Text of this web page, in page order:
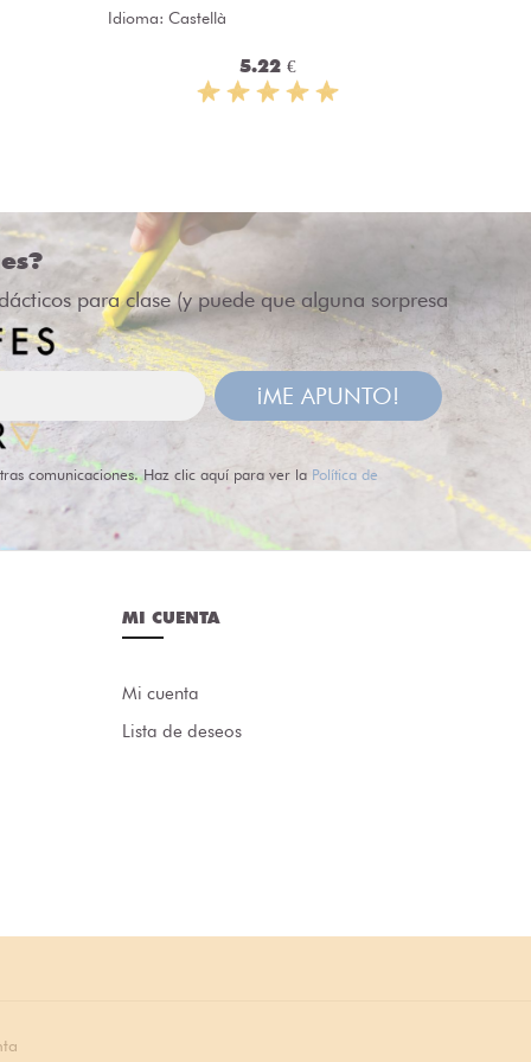
Idioma: Castellà
5.22 €
para clase (y puede que alguna sorpresa
¡ME APUNTO!
comunicaciones. Haz clic aquí para ver la Política de
MI CUENTA
Mi cuenta
Lista de deseos